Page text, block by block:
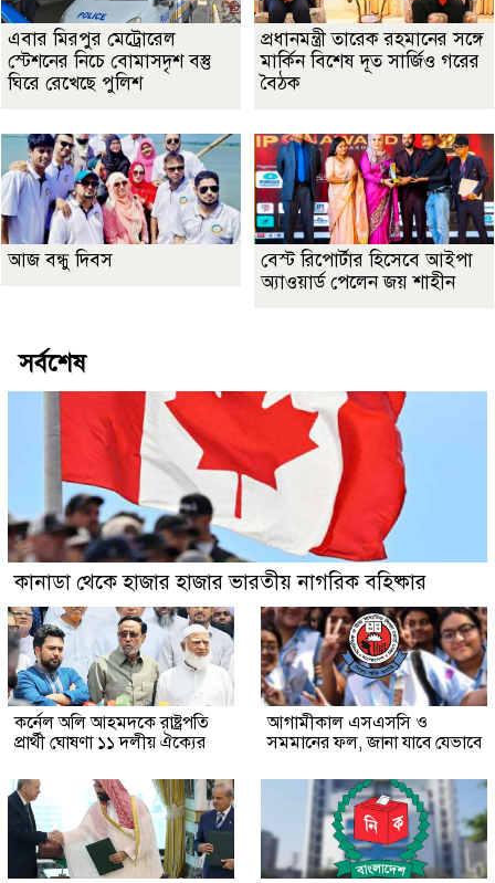
এবার মিরপুর মেট্রোরেল
স্টেশনের নিচে বোমাসদৃশ বস্তু
ঘিরে রেখেছে পুলিশ
প্রধানমন্ত্রী তারেক রহমানের সঙ্গে
মার্কিন বিশেষ দূত সার্জিও গরের
বৈঠক
আজ বন্ধু দিবস
বেস্ট রিপোর্টার হিসেবে আইপা
অ্যাওয়ার্ড পেলেন জয় শাহীন
সর্বশেষ
কানাডা থেকে হাজার হাজার ভারতীয় নাগরিক বহিষ্কার
কর্নেল অলি আহমদকে রাষ্ট্রপতি
প্রার্থী ঘোষণা ১১ দলীয় ঐক্যের
আগামীকাল এসএসসি ও
সমমানের ফল, জানা যাবে যেভাবে